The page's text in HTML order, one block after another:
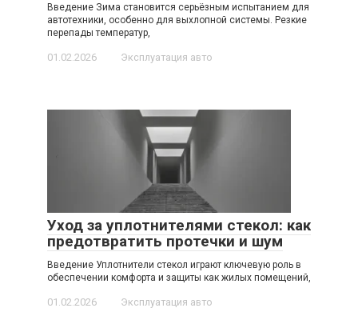
Введение Зима становится серьёзным испытанием для
автотехники, особенно для выхлопной системы. Резкие
перепады температур,
01.02.2026 Эксплуатация авто
Уход за уплотнителями стекол: как
предотвратить протечки и шум
Введение Уплотнители стекол играют ключевую роль в
обеспечении комфорта и защиты как жилых помещений,
01.02.2026 Эксплуатация авто